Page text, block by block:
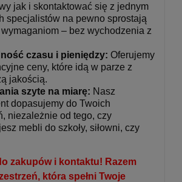
jak i skontaktować się z jednym
specjalistów na pewno sprostają
wymaganiom – bez wychodzenia z
czasu i pieniędzy: Oferujemy
ceny, które idą w parze z
jakością.
szyte na miarę: Nasz
dopasujemy do Twoich
niezależnie od tego, czy
mebli do szkoły, siłowni, czy
zakupów i kontaktu! Razem
która spełni Twoje